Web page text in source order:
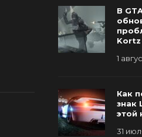
В
1
Как
знак
этой
31